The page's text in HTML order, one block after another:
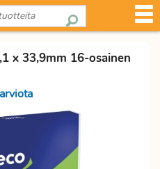
x 33,9mm 16-osainen